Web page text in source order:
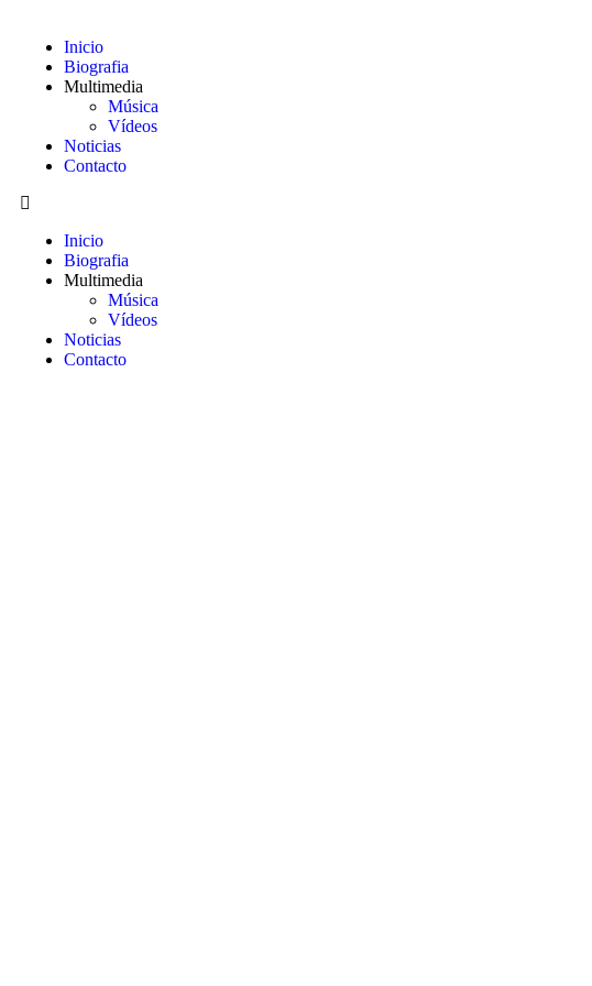
Inicio
Biografia
Multimedia
Música
Vídeos
Noticias
Contacto
Inicio
Biografia
Multimedia
Música
Vídeos
Noticias
Contacto